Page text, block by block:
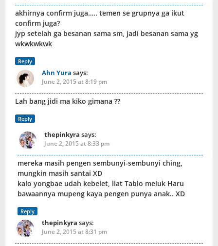
akhirnya confirm juga….. temen se grupnya ga ikut
confirm juga?
jyp setelah ga besanan sama sm, jadi besanan sama yg
wkwkwkwk
Reply
Ahn Yura says:
June 2, 2015 at 8:19 pm
Lah bang jidi ma kiko gimana ??
Reply
thepinkyra says:
June 2, 2015 at 8:33 pm
mereka masih pengen sembunyi-sembunyi ching,
mungkin masih santai XD
kalo yongbae udah kebelet, liat Tablo meluk Haru
bawaannya mupeng kaya pengen punya anak.. XD
Reply
thepinkyra says:
June 2, 2015 at 8:31 pm